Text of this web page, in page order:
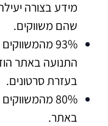
מידע בצורה
שהם משווקים.
93%
התנועה באתר
בעזרת סרטונים.
80%
באתר.